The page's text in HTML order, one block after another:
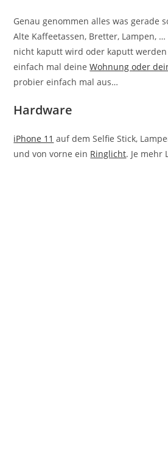
Genau genommen alles was gerade
Alte Kaffeetassen, Bretter, Lampen,
nicht kaputt wird oder kaputt werden
einfach mal deineWohnung oder
probier einfach mal aus…
Hardware
iPhone 11 auf dem Selfie Stick,
und von vorne ein Ringlicht. Je mehr